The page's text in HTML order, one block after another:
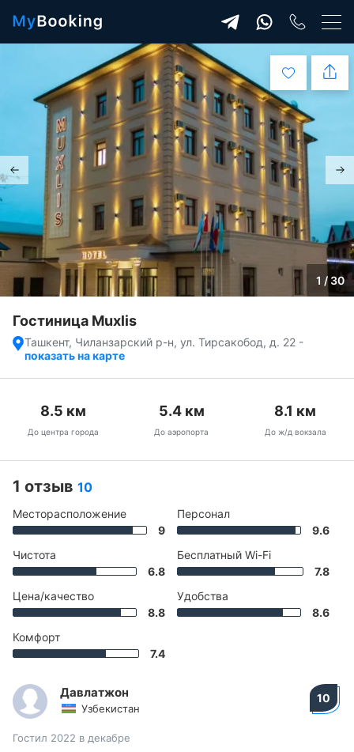
1 / 30
Гостиница Muxlis
Ташкент, Чиланзарский р-н, ул. Тирсакобод, д. 22 -
показать на карте
8.5 км
До центра города
5.4км
До аэропорта
8.1 км
До ж/д вокзала
1 отзыв 10
Месторасположение
9
Чистота
6.8
Цена/качество
8.8
Комфорт
7.4
Персонал
9.6
Бесплатный Wi-Fi
7.8
Удобства
8.6
Давлатжон
Узбекистан
10
Гостил 2022 в декабре